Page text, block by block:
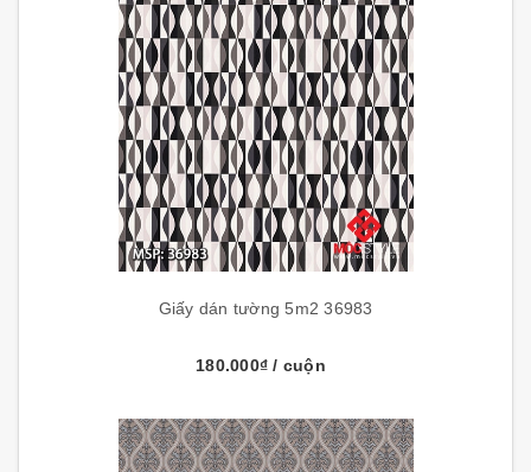
Giấy dán tường 5m2 36983
180.000₫/ cuộn